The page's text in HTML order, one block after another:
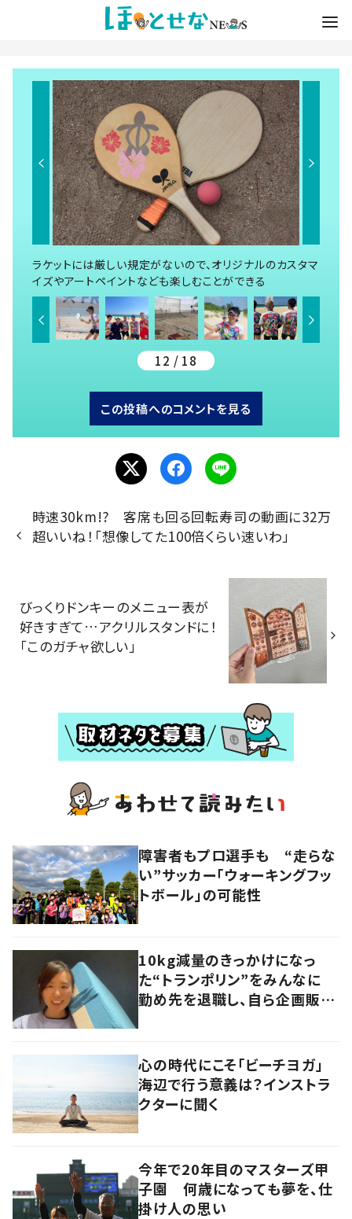
ラケットには厳しい規定がないので、オリジナルのカスタマ
イズやアートペイントなども楽しむことができる
12 / 18
この投稿へのコメントを見る
時速30km!? 客席も回る回転寿司の動画に32万
超いいね！「想像してた100倍くらい速いわ」
びっくりドンキーのメニュー表が
好きすぎて…アクリルスタンドに！
「このガチャ欲しい」
障害者もプロ選手も “走らな
い”サッカー「ウォーキングフッ
トボール」の可能性
10kg減量のきっかけになっ
た“トランポリン”をみんなに
勤め先を退職し、自ら企画販売
心の時代にこそ「ビーチヨガ」
海辺で行う意義は？インストラ
クターに聞く
今年で20年目のマスターズ甲
子園 何歳になっても夢を、仕
掛け人の思い